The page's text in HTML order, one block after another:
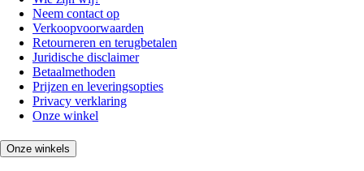
Neem contact op
Verkoopvoorwaarden
Retourneren en terugbetalen
Juridische disclaimer
Betaalmethoden
Prijzen en leveringsopties
Privacy verklaring
Onze winkel
Onze winkels